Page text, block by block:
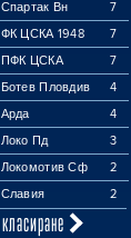
Спартак Вн
7
ФК ЦСКА 1948
7
ПФК ЦСКА
7
Ботев Пловдив
4
Арда
4
Локо Пд
3
Локомотив Сф
2
Славия 2
класиране